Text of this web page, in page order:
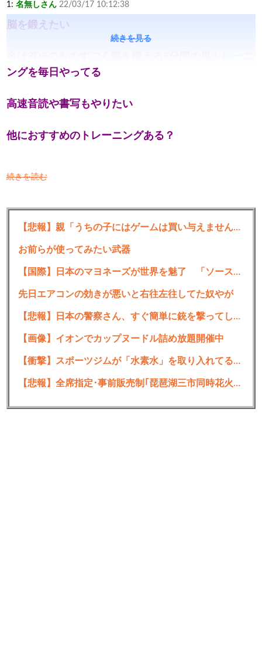
1: 名無しさん 22/03/17 10:12:38
脳を鍛えたい
ングを毎日やってる
高速音読や書写もやりたい
他におすすめのトレーニングある？
続きを読む
続きを見る
【悲報】親「うちの子にはゲームは買い与えません。本だけで十分」→結果
お前らが使ってみたい武器
【国際】日本のマヨネーズが世界を魅了 「ソース類」の輸出額が過去最高を更新 人気の裏には卵黄のコク アメリカでは“日本風”が誕生
先日エアコンの効きが悪いと右往左往してた奴やが
【悲報】日本の警察さん、すぐ簡単に銃を撃ってしまうようになる
【画像】イオンでカップヌードル詰め放題開催中
【衝撃】スポーツジムが「水素水」を取り入れてる本当の理由ｗｗｗｗｗ
【悲報】全席指定･事前販売制｢琵琶湖三市同時花火大会｣が中止を発表 詐欺の可能性も 長浜市･彦根市･高島市は関与否定 彦根市消防本部も｢7日時点で受理していない｣